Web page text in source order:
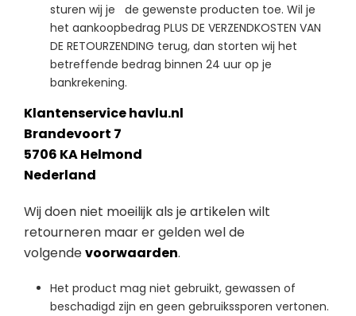
sturen wij je de gewenste producten toe. Wil je
het aankoopbedrag PLUS DE VERZENDKOSTEN VAN
DE RETOURZENDING terug, dan storten wij het
betreffende bedrag binnen 24 uur op je
bankrekening.
Klantenservice havlu.nl
Brandevoort 7
5706 KA Helmond
Nederland
Wij doen niet moeilijk als je artikelen wilt
retourneren maar er gelden wel de
volgendevoorwaarden.
Het product mag niet gebruikt, gewassen of
beschadigd zijn en geen gebruikssporen vertonen.